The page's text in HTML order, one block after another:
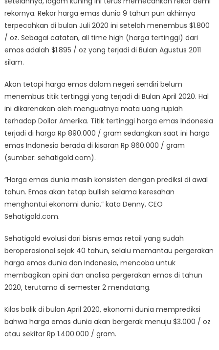
rekornya. Rekor harga emas dunia 9 tahun pun akhirnya
terpecahkan di bulan Juli 2020 ini setelah menembus $1.800
/ oz. Sebagai catatan, all time high (harga tertinggi) dari
emas adalah $1.895 / oz yang terjadi di Bulan Agustus 2011
silam.
Akan tetapi harga emas dalam negeri sendiri belum
menembus titik tertinggi yang terjadi di Bulan April 2020. Hal
ini dikarenakan oleh menguatnya mata uang rupiah
terhadap Dollar Amerika. Titik tertinggi harga emas Indonesia
terjadi di harga Rp 890.000 / gram sedangkan saat ini harga
emas Indonesia berada di kisaran Rp 860.000 / gram
(sumber: sehatigold.com).
“Harga emas dunia masih konsisten dengan prediksi di awal
tahun. Emas akan tetap bullish selama keresahan
menghantui ekonomi dunia,” kata Denny, CEO
Sehatigold.com.
Sehatigold evolusi dari bisnis emas retail yang sudah
beroperasional sejak 40 tahun, selalu memantau pergerakan
harga emas dunia dan Indonesia, mencoba untuk
membagikan opini dan analisa pergerakan emas di tahun
2020, terutama di semester 2 mendatang.
Kilas balik di bulan April 2020, ekonomi dunia memprediksi
bahwa harga emas dunia akan bergerak menuju $3.000 / oz
atau sekitar Rp 1.400.000 / gram.